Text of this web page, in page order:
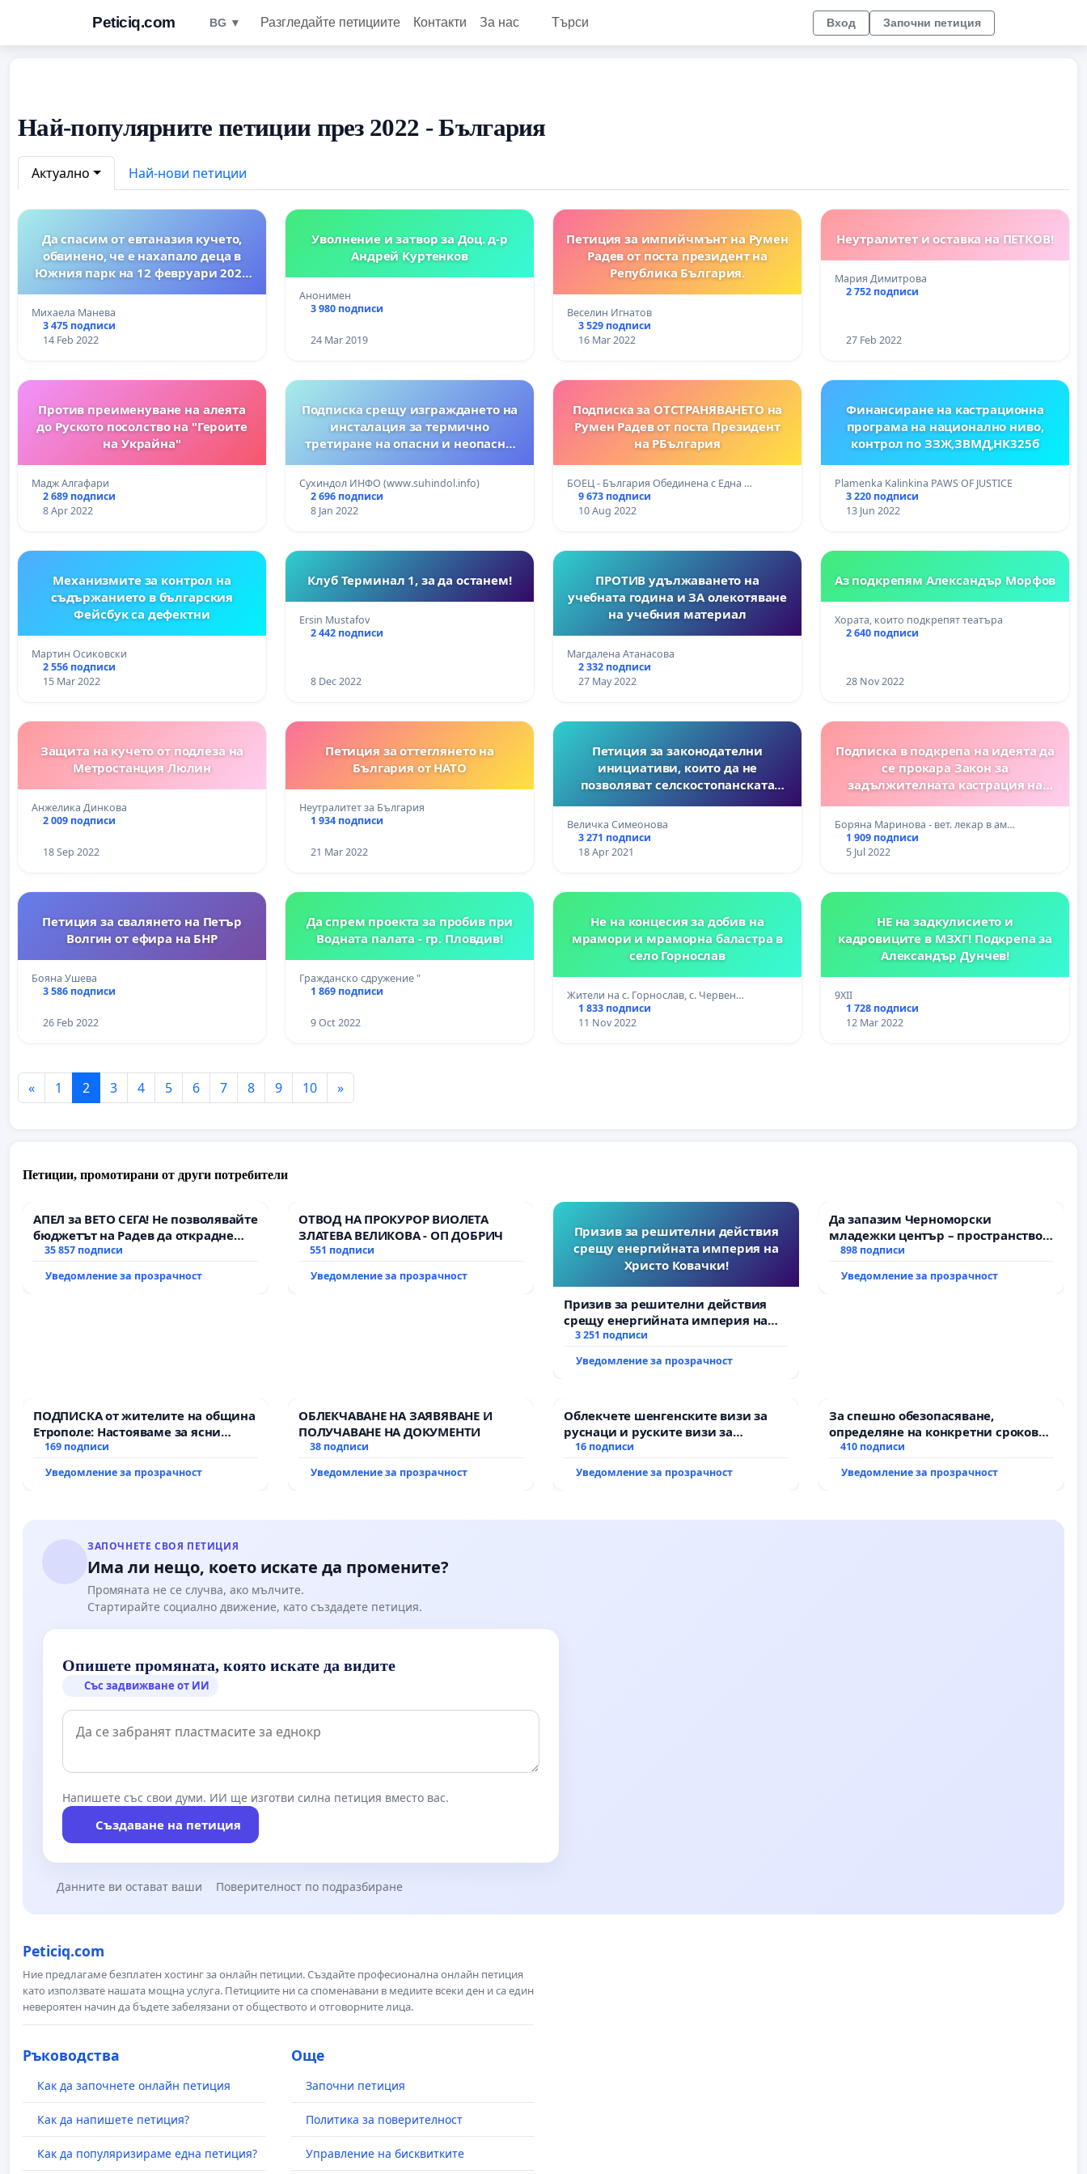
Peticiq.com BG ▼ Разгледайте петициите Контакти За нас Търси Вход Започни петиция
Най-популярните петиции през 2022 - България
Актуално Най-нови петиции
Да спасим от евтаназия кучето,
обвинено, че е нахапало деца в
Южния парк на 12 февруари 2022
Михаела Манева
3 475 подписи
14 Feb 2022
Уволнение и затвор за Доц. д-р
Андрей Куртенков
Анонимен
3 980 подписи
24 Mar 2019
Петиция за импийчмънт на Румен
Радев от поста президент на
Република България.
Веселин Игнатов
3 529 подписи
16 Mar 2022
Неутралитет и оставка на ПЕТКОВ!
Мария Димитрова
2 752 подписи
27 Feb 2022
Против преименуване на алеята
до Руското посолство на "Героите
на Украйна"
Мадж Алгафари
2 689 подписи
8 Apr 2022
Подписка срещу изграждането на
инсталация за термично
третиране на опасни и неопасни
„Петрургия“ ЕООД във с. Върбовка,
общ. Павликени, обл. Велико
Сухиндол ИНФО (www.suhindol.info)
2 696 подписи
8 Jan 2022
Подписка за ОТСТРАНЯВАНЕТО на
Румен Радев от поста Президент
на РБългария
БОЕЦ - България Обединена с Една …
9 673 подписи
10 Aug 2022
Финансиране на кастрационна
програма на национално ниво,
контрол по ЗЗЖ,ЗВМД,НК325б
Plamenka Kalinkina PAWS OF JUSTICE
3 220 подписи
13 Jun 2022
Механизмите за контрол на
съдържанието в българския
Фейсбук са дефектни
Мартин Осиковски
2 556 подписи
15 Mar 2022
Клуб Терминал 1, за да останем!
Ersin Mustafov
2 442 подписи
8 Dec 2022
ПРОТИВ удължаването на
учебната година и ЗА олекотяване
на учебния материал
Магдалена Атанасова
2 332 подписи
27 May 2022
Аз подкрепям Александър Морфов
Хората, които подкрепят театъра
2 640 подписи
28 Nov 2022
Защита на кучето от подлеза на
Метростанция Люлин
Анжелика Динкова
2 009 подписи
18 Sep 2022
Петиция за оттеглянето на
България от НАТО
Неутралитет за България
1 934 подписи
21 Mar 2022
Петиция за законодателни
инициативи, които да не
позволяват селскостопанската
и добив на газ, нефт, подземни
богатства и разширяване обхвата
на защитените зони.
Величка Симеонова
3 271 подписи
18 Apr 2021
Подписка в подкрепа на идеята да
се прокара Закон за
задължителната кастрация на
регистрирани в обозначените и
линцензирани за размножаването
Боряна Маринова - вет. лекар в ам…
1 909 подписи
5 Jul 2022
Петиция за свалянето на Петър
Волгин от ефира на БНР
Бояна Ушева
3 586 подписи
26 Feb 2022
Да спрем проекта за пробив при
Водната палата - гр. Пловдив!
Гражданско сдружение "
1 869 подписи
9 Oct 2022
Не на концесия за добив на
мрамори и мраморна баластра в
село Горнослав
Жители на с. Горнослав, с. Червен…
1 833 подписи
11 Nov 2022
НЕ на задкулисието и
кадровиците в МЗХГ! Подкрепа за
Александър Дунчев!
9XII
1 728 подписи
12 Mar 2022
« 1 2 3 4 5 6 7 8 9 10 »
Петиции, промотирани от други потребители
АПЕЛ за ВЕТО СЕГА! Не позволявайте
бюджетът на Радев да открадне
парите и правата ни в тъмното
35 857 подписи
Уведомление за прозрачност
ОТВОД НА ПРОКУРОР ВИОЛЕТА
ЗЛАТЕВА ВЕЛИКОВА - ОП ДОБРИЧ
551 подписи
Уведомление за прозрачност
Призив за решителни действия
срещу енергийната империя на
Христо Ковачки!
Призив за решителни действия
срещу енергийната империя на
Христо Ковачки!
3 251 подписи
Уведомление за прозрачност
Да запазим Черноморски
младежки център – пространство
за младите на Варна
898 подписи
Уведомление за прозрачност
ПОДПИСКА от жителите на община
Етрополе: Настояваме за ясни
гаранции от “Елаците-МЕД” АД и от
всички екологични норми!
169 подписи
Уведомление за прозрачност
ОБЛЕКЧАВАНЕ НА ЗАЯВЯВАНЕ И
ПОЛУЧАВАНЕ НА ДОКУМЕНТИ
38 подписи
Уведомление за прозрачност
Облекчете шенгенските визи за
руснаци и руските визи за
българи
16 подписи
Уведомление за прозрачност
За спешно обезопасяване,
определяне на конкретни срокове
и извършване на цялостна
републиканския път между пътен
410 подписи
Уведомление за прозрачност
ЗАПОЧНЕТЕ СВОЯ ПЕТИЦИЯ
Има ли нещо, което искате да промените?
Промяната не се случва, ако мълчите.
Стартирайте социално движение, като създадете петиция.
Опишете промяната, която искате да видите
Със задвижване от ИИ
Напишете със свои думи. ИИ ще изготви силна петиция вместо вас.
Създаване на петиция
Данните ви остават ваши Поверителност по подразбиране
Peticiq.com
Ние предлагаме безплатен хостинг за онлайн петиции. Създайте професионална онлайн петиция
като използвате нашата мощна услуга. Петициите ни са споменавани в медиите всеки ден и са един
невероятен начин да бъдете забелязани от обществото и отговорните лица.
Ръководства
Как да започнете онлайн петиция
Как да напишете петиция?
Как да популяризираме една петиция?
Още
Започни петиция
Политика за поверителност
Управление на бисквитките